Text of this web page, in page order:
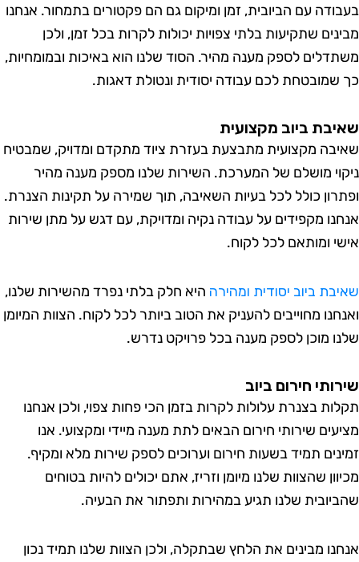
עם הביובית, זמן ומיקום גם הם פקטורים בתמחור. אנחנו
שתקיעות בלתי צפויות יכולות לקרות בכל זמן, ולכן
לספק מענה מהיר. הסוד שלנו הוא באיכות ובמומחיות,
לכם עבודה יסודית ונטולת דאגות.
ביוב מקצועית
מקצועית מתבצעת בעזרת ציוד מתקדם ומדויק, שמבטיח
מושלם של המערכת. השירות שלנו מספק מענה מהיר
כולל לכל בעיות השאיבה, תוך שמירה על תקינות הצנרת.
מקפידים על עבודה נקיה ומדויקת, עם דגש על מתן שירות
ומותאם לכל לקוח.
ביוב יסודית ומהירההיא חלק בלתי נפרד מהשירות שלנו,
מחוייבים להעניק את הטוב ביותר לכל לקוח. הצוות המיומן
מוכן לספק מענה בכל פרויקט נדרש.
חירום ביוב
בצנרת עלולות לקרות בזמן הכי פחות צפוי, ולכן אנחנו
שירותי חירום הבאים לתת מענה מיידי ומקצועי. אנו
תמיד בשעות חירום וערוכים לספק שירות מלא ומקיף.
שהצוות שלנו מיומן וזריז, אתם יכולים להיות בטוחים
שלנו תגיע במהירות ותפתור את הבעיה.
מבינים את הלחץ שבתקלה, ולכן הצוות שלנו תמיד נכון